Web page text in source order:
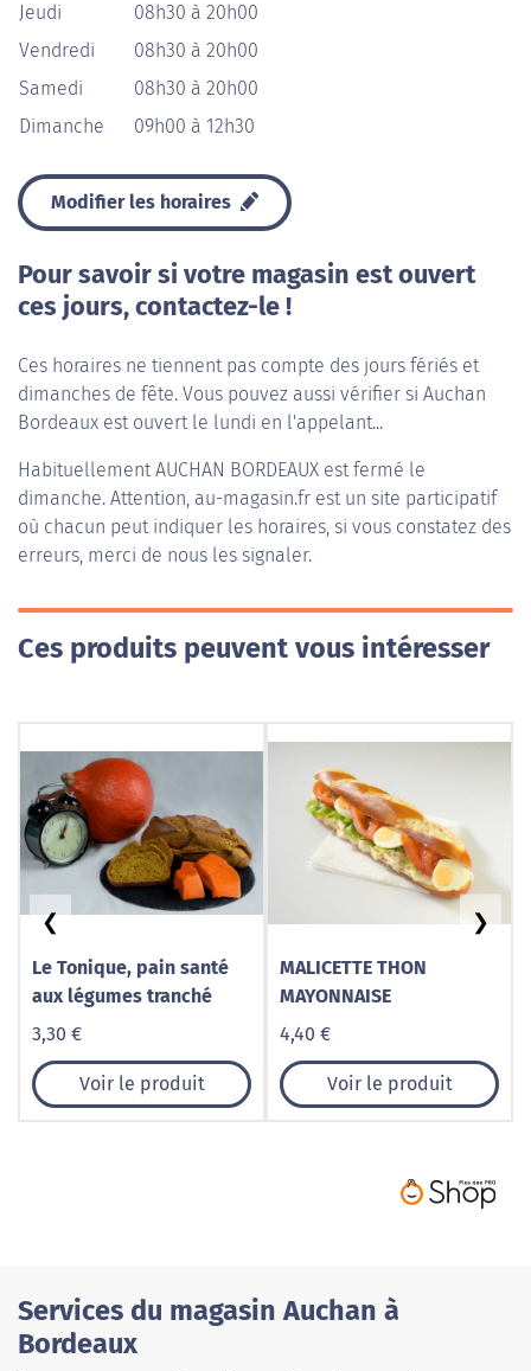
Jeudi
08h30 à 20h00
Vendredi
08h30 à 20h00
Samedi
08h30 à 20h00
Dimanche
09h00 à 12h30
Modifier les horaires
Pour savoir si votre magasin est ouvert
ces jours, contactez-le !
Ces horaires ne tiennent pas compte des jours fériés et
dimanches de fête. Vous pouvez aussi vérifier si Auchan
Bordeaux est ouvert le lundi en l'appelant...
HabituellementAUCHAN BORDEAUX est fermé le
dimanche. Attention, au-magasin.fr est un site participatif
où chacun peut indiquer les horaires, si vous constatez des
erreurs, merci de nous les signaler.
Ces produits peuvent vous intéresser
Le Tonique, pain santé
aux légumes tranché
3,30 €
Voir le produit
MALICETTE THON
MAYONNAISE
4,40 €
Voir le produit
❮ ❯
Services du magasin Auchan à
Bordeaux